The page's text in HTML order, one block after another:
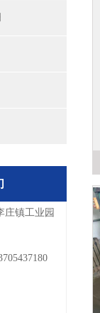
庄镇工业园